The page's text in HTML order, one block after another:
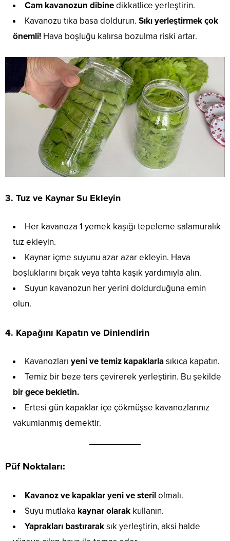
Cam kavanozun dibinedikkatlice yerleştirin.
Kavanozu tıka basa doldurun. Sıkı yerleştirmek çok
önemli! Hava boşluğu kalırsa bozulma riski artar.
3. Tuz ve Kaynar Su Ekleyin
Her kavanoza 1 yemek kaşığı tepeleme salamuralık
tuz ekleyin.
Kaynar içme suyunu azar azar ekleyin. Hava
boşluklarını bıçak veya tahta kaşık yardımıyla alın.
Suyun kavanozun her yerini doldurduğuna emin
olun.
4. Kapağını Kapatın ve Dinlendirin
Kavanozları yeni ve temiz kapaklarlasıkıca kapatın.
Temiz bir beze ters çevirerek yerleştirin. Bu şekilde
bir gece bekletin.
Ertesi gün kapaklar içe çökmüşse kavanozlarınız
vakumlanmış demektir.
Püf Noktaları:
Kavanoz ve kapaklar yeni ve sterilolmalı.
Suyu mutlaka kaynar olarak kullanın.
Yaprakları bastıraraksık yerleştirin, aksi halde